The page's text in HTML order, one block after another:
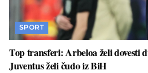
SPORT
Top transferi: Arbeloa želi dovesti
Juventus želi čudo iz BiH